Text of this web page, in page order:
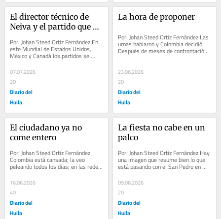
El director técnico de
Neiva y el partido que se
Por: Johan Steed Ortiz Fernández En
este Mundial de Estados Unidos,
México y Canadá los partidos se
ganan o se pierden en la cancha, no
en las...
07.07.2026
20
Diario del
Huila
La hora de proponer
Por: Johan Steed Ortiz Fernández Las
urnas hablaron y Colombia decidió.
Después de meses de confrontación
y polarización, el país eligió un...
23.06.2026
20
Diario del
Huila
El ciudadano ya no
come entero
Por: Johan Steed Ortiz Fernández
Colombia está cansada; la veo
peleando todos los días; en las redes
sociales, en los grupos de WhatsApp,
en las...
16.06.2026
40
Diario del
Huila
La fiesta no cabe en un
palco
Por: Johan Steed Ortiz Fernández Hay
una imagen que resume bien lo que
está pasando con el San Pedro en
Neiva: unos miran el desfile desde un
palco...
09.06.2026
20
Diario del
Huila